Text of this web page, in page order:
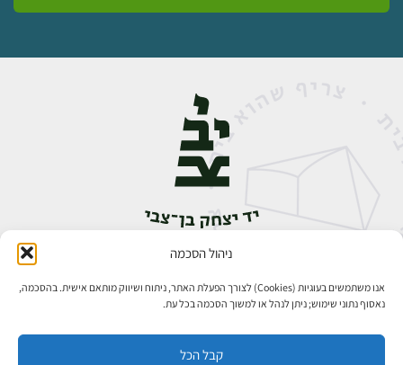
ניהול הסכמה
אנו משתמשים בעוגיות (Cookies) לצורך הפעלת האתר, ניתוח ושיווק מותאם אישית. בהסכמה,
נאסוף נתוני שימוש; ניתן לנהל או למשוך הסכמה בכל עת.
קבל הכל
אבן גבירול 14, רחביה, ירושלים